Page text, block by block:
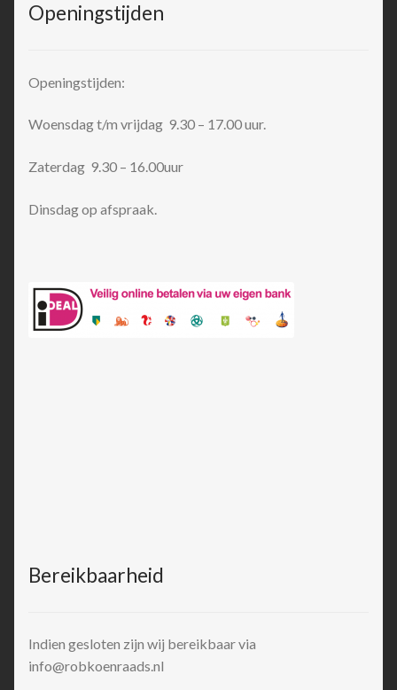
Openingstijden
Openingstijden:
Woensdag t/m vrijdag 9.30 – 17.00 uur.
Zaterdag 9.30 – 16.00uur
Dinsdag op afspraak.
Bereikbaarheid
Indien gesloten zijn wij bereikbaar via
info@robkoenraads.nl